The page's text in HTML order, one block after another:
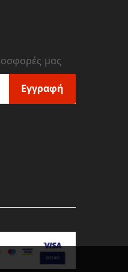
μας
Εγγραφή